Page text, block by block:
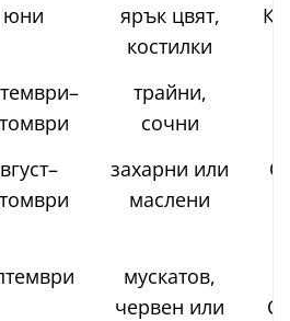
юни
ярък цвят,
костилки
трайни,
сочни
захарни или
маслени
мускатов,
червен или